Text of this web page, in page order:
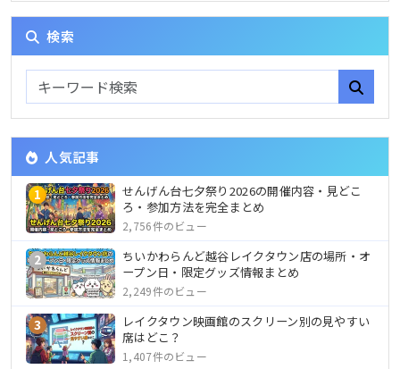
検索
人気記事
1
せんげん台七夕祭り2026の開催内容・見どこ
ろ・参加方法を完全まとめ
2,756件のビュー
2
ちいかわらんど越谷レイクタウン店の場所・オ
ープン日・限定グッズ情報まとめ
2,249件のビュー
3
レイクタウン映画館のスクリーン別の見やすい
席はどこ？
1,407件のビュー